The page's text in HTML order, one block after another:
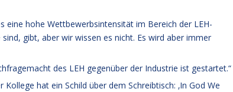
eine hohe Wettbewerbsintensität im Bereich der LEH-
gibt, aber wir wissen es nicht. Es wird aber immer
des LEH gegenüber der Industrie ist gestartet.“
hat ein Schild über dem Schreibtisch: ‚In God We